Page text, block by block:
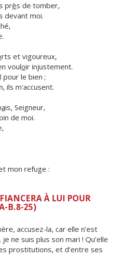
près de tomber,
devant moi.
rts et vigoureux,
vouloir injustement.
l pour le bien ;
ils m'accusent.
ais, Seigneur,
de moi.
mon refuge :
À LUI POUR
B.8-25)
accusez-la, car elle n’est
ne suis plus son mari ! Qu’elle
prostitutions, et d’entre ses